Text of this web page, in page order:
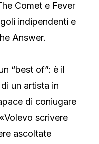
Comet e Fever
indipendenti e
Answer.
“best of”: è il
un artista in
di coniugare
scrivere
ascoltate